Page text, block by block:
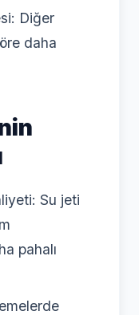
Diğer
daha
Su jeti
pahalı